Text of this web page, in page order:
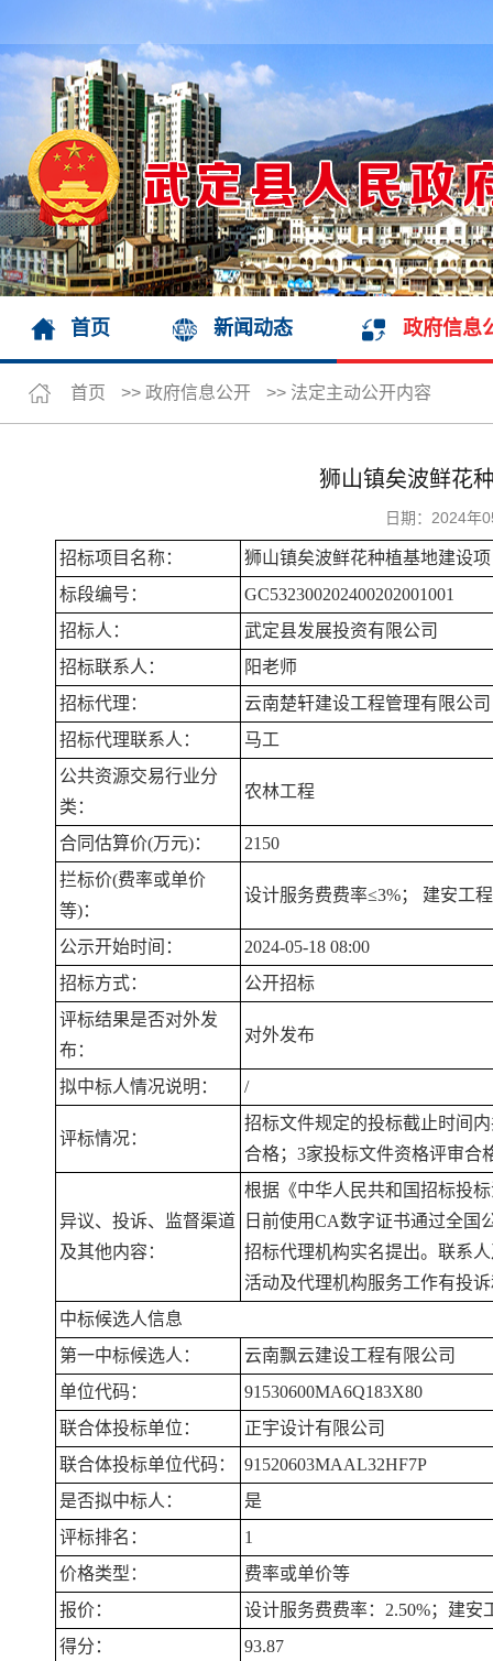
首页 新闻动态 政府信息
首页 >> 政府信息公开 >> 法定主动公开内容
狮山镇矣波鲜花
日期：2024
招标项目名称：
狮山镇矣波鲜花种植基地建设
标段编号：
GC532300202400202001001
招标人：
武定县发展投资有限公司
招标联系人：
阳老师
招标代理：
云南楚轩建设工程管理有限公司
招标代理联系人：
马工
公共资源交易行业分
类：
农林工程
合同估算价(万元)：
2150
拦标价(费率或单价
等)：
设计服务费费率≤3%； 建安工
公示开始时间：
2024-05-18 08:00
招标方式：
公开招标
评标结果是否对外发
布：
对外发布
拟中标人情况说明： /
评标情况：
招标文件规定的投标截止时间
合格；3家投标文件资格评审合
异议、投诉、监督渠道
及其他内容：
根据《中华人民共和国招标投
日前使用CA数字证书通过全国
招标代理机构实名提出。联系
活动及代理机构服务工作有投
中标候选人信息
第一中标候选人：
云南飘云建设工程有限公司
单位代码：
91530600MA6Q183X80
联合体投标单位：
正宇设计有限公司
联合体投标单位代码：
91520603MAAL32HF7P
是否拟中标人：
是
评标排名：
1
价格类型：
费率或单价等
报价：
设计服务费费率：2.50%；建安
得分：
93.87